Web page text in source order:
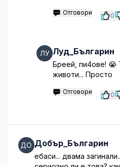
Отговори 0
Луд_Българин
Бреей, пи4ове! 😭
животи... Просто
Отговори 0
Добър_Българин
ебаси... двама